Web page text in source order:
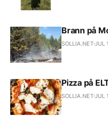
Brann på
SOLLIA.NETJUL
Pizza på
SOLLIA.NETJUL